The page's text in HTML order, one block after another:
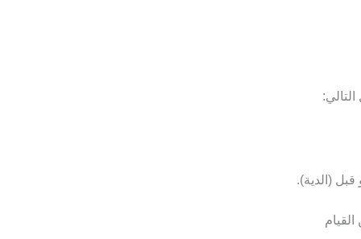
قبل (الدية).
القيام